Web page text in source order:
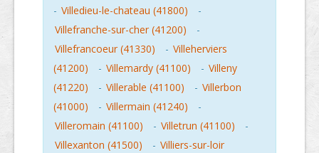
- Villedieu-le-chateau (41800)
-
Villefranche-sur-cher (41200)
-
Villefrancoeur (41330)
- Villeherviers
(41200)
- Villemardy (41100) - Villeny
(41220)
- Villerable (41100) - Villerbon
(41000)
- Villermain (41240)
-
Villeromain (41100)
- Villetrun (41100)
-
Villexanton (41500)
- Villiers-sur-loir